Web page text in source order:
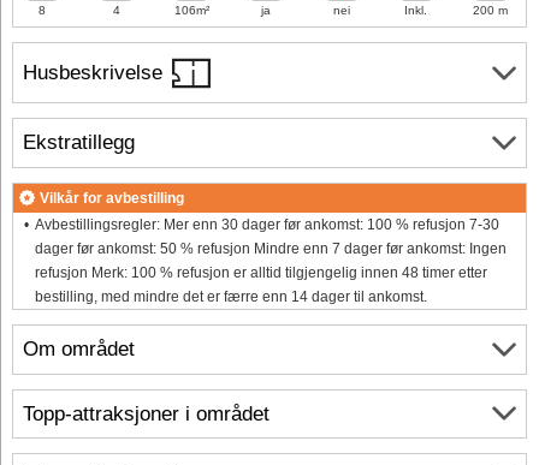
Husbeskrivelse
Om området
8 4 106m² ja nei Inkl. 200 m
Ekstratillegg
Vilkår for avbestilling
Avbestillingsregler: Mer enn 30 dager før ankomst: 100 % refusjon 7-30
dager før ankomst: 50 % refusjon Mindre enn 7 dager før ankomst: Ingen
refusjon Merk: 100 % refusjon er alltid tilgjengelig innen 48 timer etter
bestilling, med mindre det er færre enn 14 dager til ankomst.
Topp-attraksjoner i området